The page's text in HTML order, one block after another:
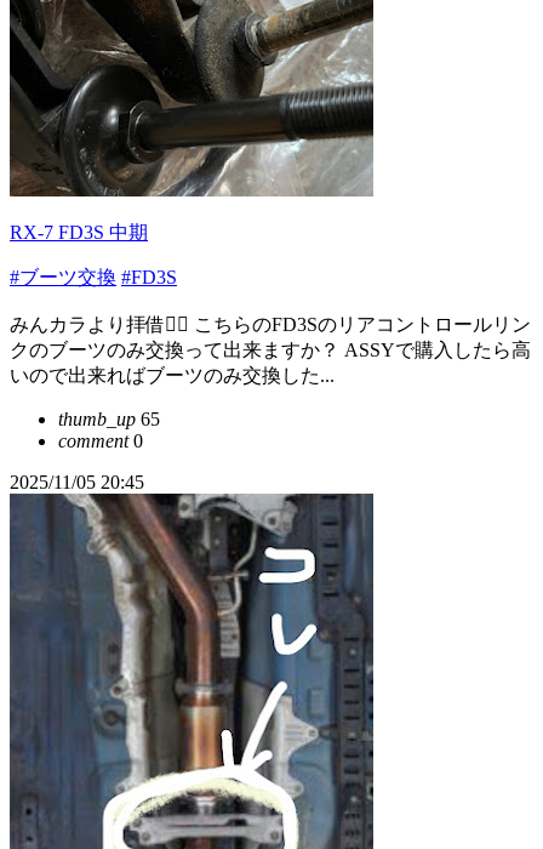
RX-7 FD3S 中期
#ブーツ交換 #FD3S
みんカラより拝借🙇‍♂️ こちらのFD3Sのリアコントロールリン
クのブーツのみ交換って出来ますか？ ASSYで購入したら高
いので出来ればブーツのみ交換した...
thumb_up 65
comment0
2025/11/05 20:45